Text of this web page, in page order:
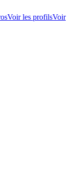
Voir les profilsVoir